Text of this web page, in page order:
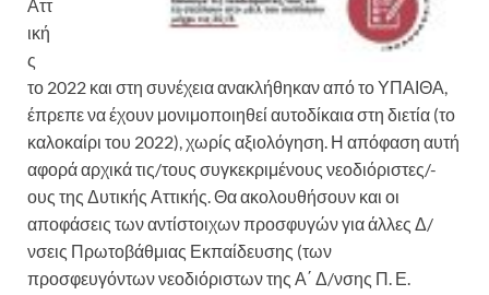
Αττ
ική
ς
το 2022 και στη συνέχεια ανακλήθηκαν από το ΥΠΑΙΘΑ,
έπρεπε να έχουν μονιμοποιηθεί αυτοδίκαια στη διετία (το
καλοκαίρι του 2022), χωρίς αξιολόγηση. Η απόφαση αυτή
αφορά αρχικά τις/τους συγκεκριμένους νεοδιόριστες/-
ους της Δυτικής Αττικής. Θα ακολουθήσουν και οι
αποφάσεις των αντίστοιχων προσφυγών για άλλες Δ/
νσεις Πρωτοβάθμιας Εκπαίδευσης (των
προσφευγόντων νεοδιόριστων της Α΄ Δ/νσης Π. Ε.